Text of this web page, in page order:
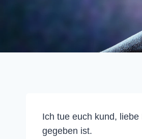
Ich tue euch kund,
gegeben ist.